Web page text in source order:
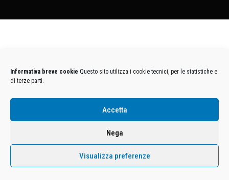
Informativa breve cookie Questo sito utilizza i cookie tecnici, per le statistiche e
di terze parti.
Accetta
Nega
Visualizza preferenze